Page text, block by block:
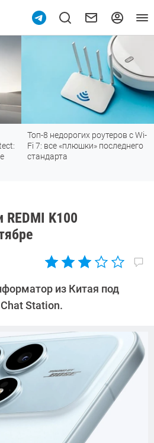
Топ-8 недорогих роутеров с Wi-
Fi 7: все «плюшки» последнего
стандарта
K100
из Китая под
Station.